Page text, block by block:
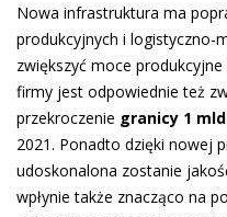
Nowa infrastruktura ma
produkcyjnych i logistyczno-
zwiększyć moce
firmy jest odpowiednie też
przekroczenie granicy 1 mld
2021. Ponadto dzięki nowej
udoskonalona zostanie
wpłynie także znacząco na